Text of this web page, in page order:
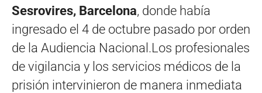
Sesrovires, Barcelona, donde había
ingresado el 4 de octubre pasado por orden
de la Audiencia Nacional.Los profesionales
de vigilancia y los servicios médicos de la
prisión intervinieron de manera inmediata